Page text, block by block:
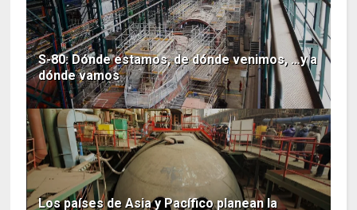
S-80: Dónde estamos, de dónde venimos, …y a
dónde vamos
Los países de Asia y Pacífico planean la